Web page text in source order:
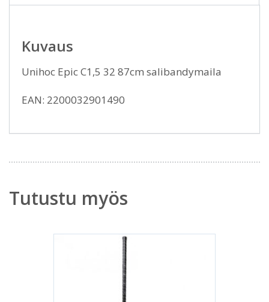
Kuvaus
Unihoc Epic C1,5 32 87cm salibandymaila
EAN: 2200032901490
Tutustu myös